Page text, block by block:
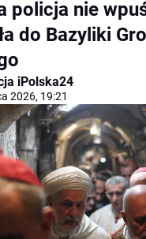
policja nie
do Bazyliki
iPolska24
2026, 19:21